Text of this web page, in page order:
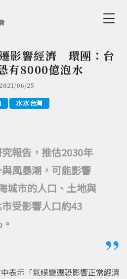
to Navigation
Main content
影響經濟 環團：台
有8000億泡水
2021/06/25
水水台灣
報告，推估2030年
風暴潮，可能影響
城市的人口、土地與
受影響人口約43
表示「氣候變遷恐影響正常經濟